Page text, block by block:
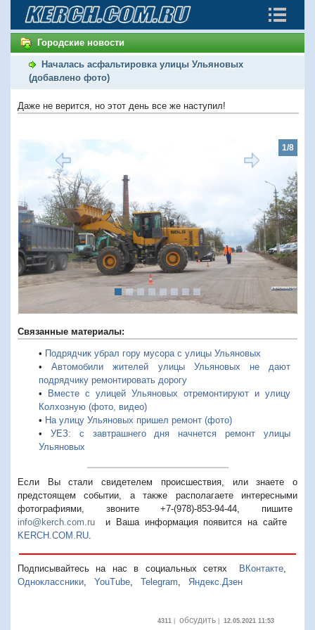
Городские новости
Началась асфальтировка улицы Ульяновых
(добавлено фото)
Даже не верится, но этот день все же наступил!
1/8
Предыдущий
Связанные материалы:
• Подрядчик убрал гору мусора с улицы Ульяновых
•Автомобили жителей улицы Ульяновых не дают
подрядчику ремонтировать дорогу
•
Вместе с улицей Ульяновых отремонтируют и улицу
Колхозную (фото, видео)
• На улицу Ульяновых пришел ремонт (фото)
• УЕЗ: с завтрашнего дня начнется ремонт улицы
Ульяновых
Если Вы стали свидетелем происшествия, или знаете о
предстоящем событии, а также располагаете интересными
фотографиями, звоните +7-(978)-853-94-44, пишите
info@kerch.com.ru и Ваша информация появится на сайте
KERCH.COM.RU.
Подписывайтесь на нас в социальных сетях ВКонтакте,
Одноклассники, YouTube, Telegram, Яндекс.Дзен
4311| обсудить| 12.05.2021 11:53